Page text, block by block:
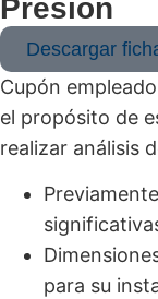
Presión
Descargar
Cupón
el propósito de
realizar análisis
para su